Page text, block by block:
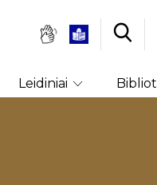
Leidiniai